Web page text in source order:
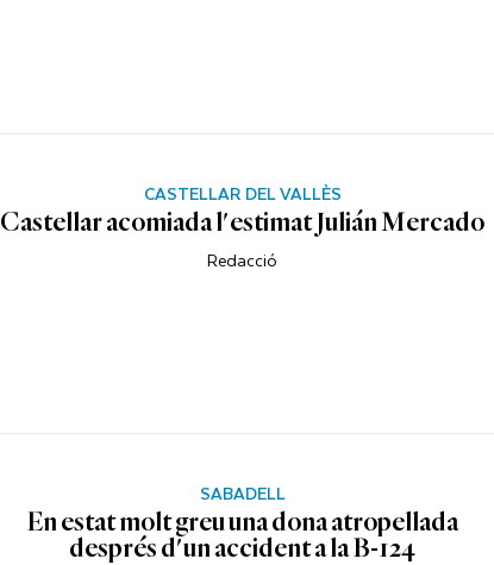
CASTELLAR DEL VALLÈS
Castellar acomiada l'estimat Julián Mercado
Redacció
SABADELL
En estat molt greu una dona atropellada
després d'un accident a la B-124